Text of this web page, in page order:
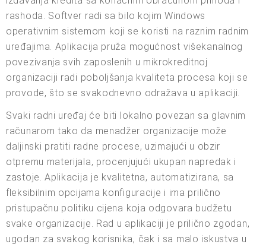
rashoda. Softver radi sa bilo kojim Windows
operativnim sistemom koji se koristi na raznim radnim
uređajima. Aplikacija pruža mogućnost višekanalnog
povezivanja svih zaposlenih u mikrokreditnoj
organizaciji radi poboljšanja kvaliteta procesa koji se
provode, što se svakodnevno odražava u aplikaciji.
Svaki radni uređaj će biti lokalno povezan sa glavnim
računarom tako da menadžer organizacije može
daljinski pratiti radne procese, uzimajući u obzir
otpremu materijala, procenjujući ukupan napredak i
zastoje. Aplikacija je kvalitetna, automatizirana, sa
fleksibilnim opcijama konfiguracije i ima prilično
pristupačnu politiku cijena koja odgovara budžetu
svake organizacije. Rad u aplikaciji je prilično zgodan,
ugodan za svakog korisnika, čak i sa malo iskustva u